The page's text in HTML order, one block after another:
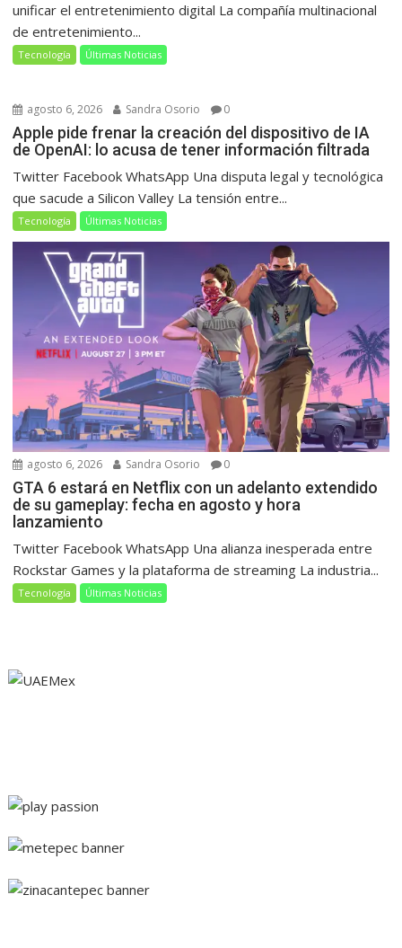
unificar el entretenimiento digital La compañía multinacional
de entretenimiento...
Tecnología Últimas Noticias
agosto 6, 2026 Sandra Osorio 0
Apple pide frenar la creación del dispositivo de IA
de OpenAI: lo acusa de tener información filtrada
Twitter Facebook WhatsApp Una disputa legal y tecnológica
que sacude a Silicon Valley La tensión entre...
Tecnología Últimas Noticias
agosto 6, 2026 Sandra Osorio 0
GTA 6 estará en Netflix con un adelanto extendido
de su gameplay: fecha en agosto y hora
lanzamiento
Twitter Facebook WhatsApp Una alianza inesperada entre
Rockstar Games y la plataforma de streaming La industria...
Tecnología Últimas Noticias